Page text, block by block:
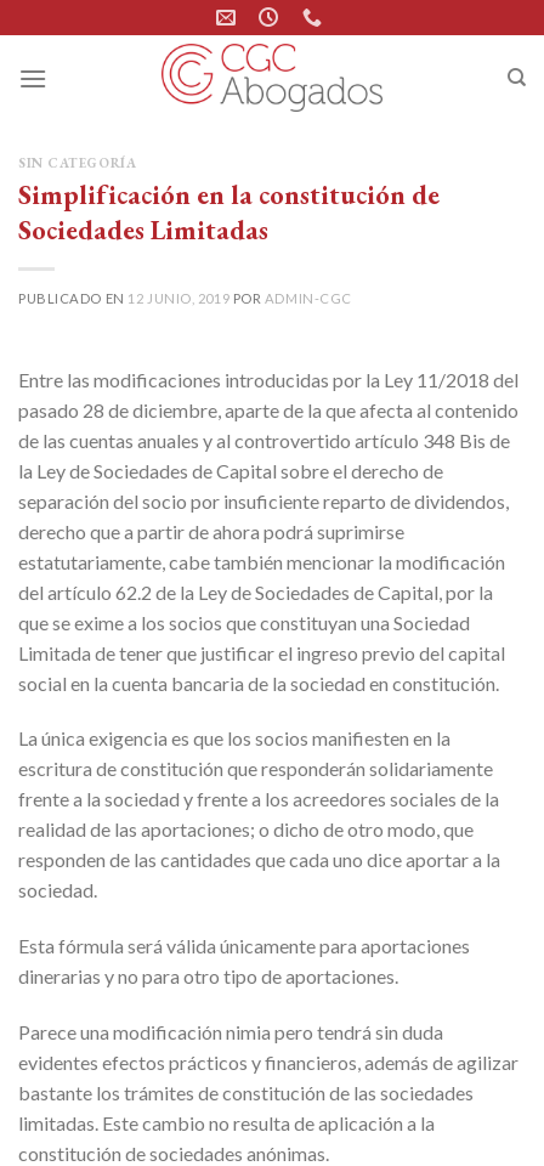
content
SIN CATEGORÍA
Simplificación en la constitución de
Sociedades Limitadas
PUBLICADO EN 12 JUNIO, 2019 POR ADMIN-CGC
Entre las modificaciones introducidas por la Ley 11/2018 del
pasado 28 de diciembre, aparte de la que afecta al contenido
de las cuentas anuales y al controvertido artículo 348 Bis de
la Ley de Sociedades de Capital sobre el derecho de
separación del socio por insuficiente reparto de dividendos,
derecho que a partir de ahora podrá suprimirse
estatutariamente, cabe también mencionar la modificación
del artículo 62.2 de la Ley de Sociedades de Capital, por la
que se exime a los socios que constituyan una Sociedad
Limitada de tener que justificar el ingreso previo del capital
social en la cuenta bancaria de la sociedad en constitución.
La única exigencia es que los socios manifiesten en la
escritura de constitución que responderán solidariamente
frente a la sociedad y frente a los acreedores sociales de la
realidad de las aportaciones; o dicho de otro modo, que
responden de las cantidades que cada uno dice aportar a la
sociedad.
Esta fórmula será válida únicamente para aportaciones
dinerarias y no para otro tipo de aportaciones.
Parece una modificación nimia pero tendrá sin duda
evidentes efectos prácticos y financieros, además de agilizar
bastante los trámites de constitución de las sociedades
limitadas. Este cambio no resulta de aplicación a la
constitución de sociedades anónimas.